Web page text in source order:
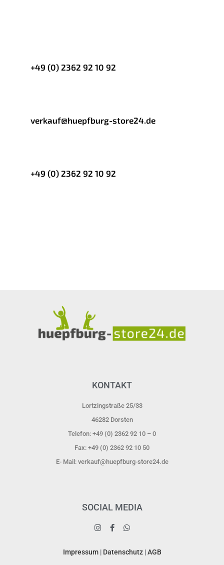
+49 (0) 2362 92 10 92
verkauf@huepfburg-store24.de
+49 (0) 2362 92 10 92
KONTAKT
Lortzingstraße 25/33
46282 Dorsten​
Telefon: +49 (0) 2362 92 10 – 0
Fax: +49 (0) 2362 92 10 50
E- Mail: verkauf@huepfburg-store24.de
SOCIAL MEDIA
Impressum| Datenschutz|AGB